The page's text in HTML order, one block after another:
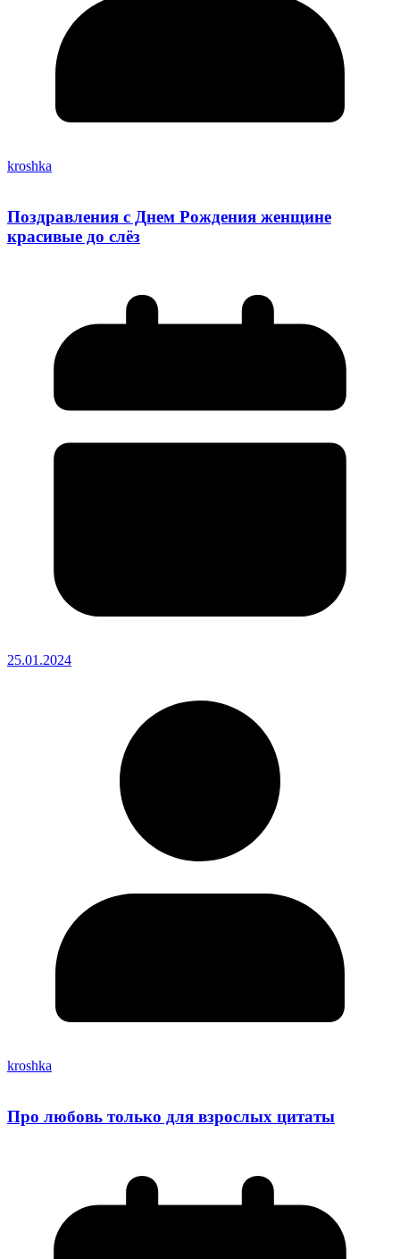
kroshka
Поздравления с Днем Рождения женщине
красивые до слёз
25.01.2024
kroshka
Про любовь только для взрослых цитаты